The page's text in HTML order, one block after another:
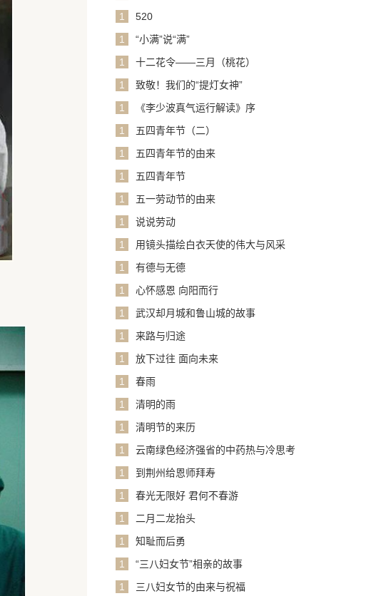
1
520
1
“小满”说“满”
1
十二花令——三月（桃花）
1
致敬！我们的“提灯女神”
1
《李少波真气运行解读》序
1
五四青年节（二）
1
五四青年节的由来
1
五四青年节
1
五一劳动节的由来
1
说说劳动
1
用镜头描绘白衣天使的伟大与风采
1
有德与无德
1
心怀感恩 向阳而行
1
武汉却月城和鲁山城的故事
1
来路与归途
1
放下过往 面向未来
1
春雨
1
清明的雨
1
清明节的来历
1
云南绿色经济强省的中药热与冷思考
1
到荆州给恩师拜寿
1
春光无限好 君何不春游
1
二月二龙抬头
1
知耻而后勇
1
“三八妇女节”相亲的故事
1
三八妇女节的由来与祝福